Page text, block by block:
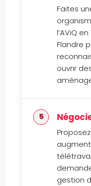
Faites
l’AViQ
Flandre
ouvrir
gestion